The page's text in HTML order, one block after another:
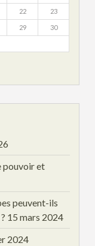
22 23
29 30
pouvoir et
peuvent-ils
15 mars 2024
2024